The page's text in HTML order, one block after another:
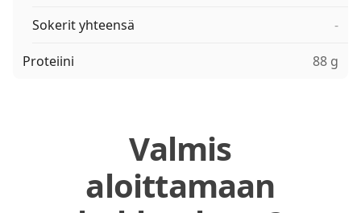
Sokerit yhteensä -
Proteiini 88 g
Valmis
aloittamaan